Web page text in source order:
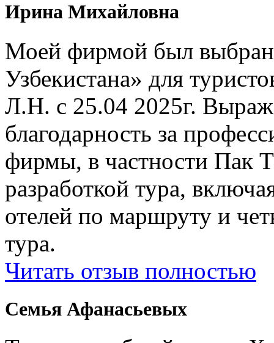
Ирина Михайловна
Моей фирмой был выбран
Узбекистана» для
Л.Н. с 25.04 2025г.
благодарность за
фирмы, в частности Пак
разработкой тура,
отелей по маршруту и
тура.
Читать отзыв полностью
Семья Афанасьевых